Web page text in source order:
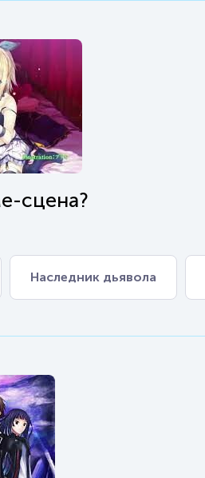
сцена?
Наследник дьявола